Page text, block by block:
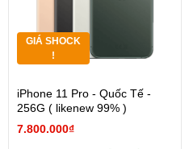
GIÁ SHOCK
!
iPhone 11 Pro - Quốc Tế -
256G ( likenew 99% )
7.800.000₫